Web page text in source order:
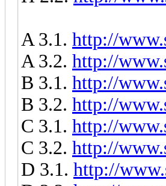
A 3.1. http://
A 3.2. http://
B 3.1. http://
B 3.2. http://
C 3.1. http://
C 3.2. http://
D 3.1. http://